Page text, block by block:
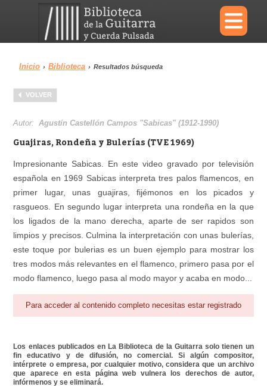
×
Menu
Biblioteca Diccionario
Área personal Reproductor
Inicio › Biblioteca › Resultados búsqueda
VOLVER
Autor:Agustín Castellón Campos "Sabicas" (1912-1990)
Guajiras, Rondeña y Bulerías (TVE 1969)
Impresionante Sabicas. En este video gravado por televisión
española en 1969 Sabicas interpreta tres palos flamencos, en
primer lugar, unas guajiras, fijémonos en los picados y
rasgueos. En segundo lugar interpreta una rondeña en la que
los ligados de la mano derecha, aparte de ser rapidos son
limpios y precisos. Culmina la interpretación con unas bulerías,
este toque por bulerias es un buen ejemplo para mostrar los
tres modos más relevantes en el flamenco, primero pasa por el
modo flamenco, luego pasa al modo mayor y acaba en modo...
Para acceder al contenido completo necesitas estar registrado
Los enlaces publicados en La Biblioteca de la Guitarra solo tienen un
fin educativo y de difusión, no comercial. Si algún compositor,
intérprete o empresa, por cualquier motivo, considera que un archivo
que aparece en esta página web vulnera los derechos de autor,
infórmenos y se eliminará.